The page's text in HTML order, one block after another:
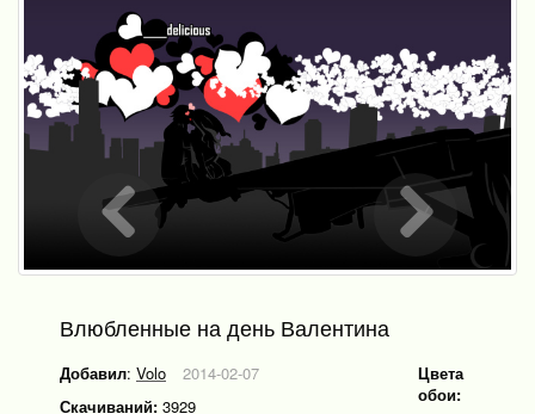
Влюбленные на день Валентина
Добавил: Volo
2014-02-07
Скачиваний: 3929
Цвета
обои: